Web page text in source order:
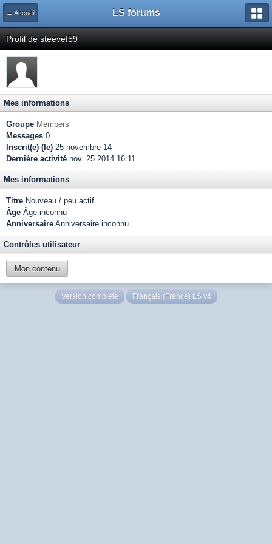
← Accueil LS forums
Profil de steevef59
Mes informations
Groupe Members
Messages 0
Inscrit(e) (le) 25-novembre 14
Dernière activité nov. 25 2014 16:11
Mes informations
Titre Nouveau / peu actif
Âge Âge inconnu
Anniversaire Anniversaire inconnu
Contrôles utilisateur
Mon contenu
Version complète Français (France) LS v4